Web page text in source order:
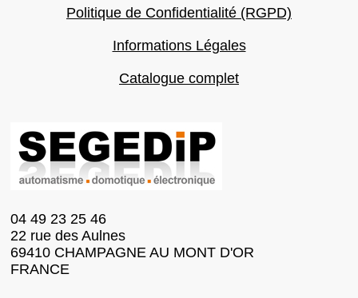
Politique de Confidentialité (RGPD)
Informations Légales
Catalogue complet
04 49 23 25 46
22 rue des Aulnes
69410 CHAMPAGNE AU MONT D'OR
FRANCE